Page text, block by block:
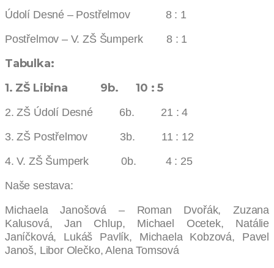
Údolí Desné – Postřelmov 8 : 1
Postřelmov – V. ZŠ Šumperk 8 : 1
Tabulka:
1. ZŠ Libina 9b. 10 : 5
2. ZŠ Údolí Desné 6b. 21 : 4
3. ZŠ Postřelmov 3b. 11 : 12
4. V. ZŠ Šumperk 0b. 4 : 25
Naše sestava:
Michaela Janošová – Roman Dvořák, Zuzana
Kalusová, Jan Chlup, Michael Ocetek, Natálie
Janíčková, Lukáš Pavlík, Michaela Kobzová, Pavel
Janoš, Libor Olečko, Alena Tomsová